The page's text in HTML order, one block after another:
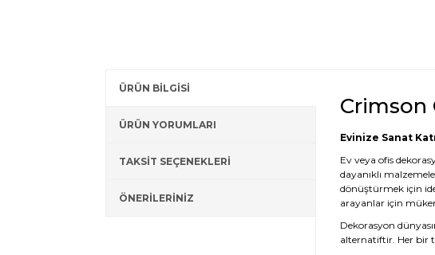
ÜRÜN BİLGİSİ
ÜRÜN YORUMLARI
TAKSİT SEÇENEKLERİ
ÖNERİLERİNİZ
Crimson
Evinize Sanat
Ev veya ofis
dayanıklı
dönüştürmek için
arayanlar için
Dekorasyon
alternatiftir. Her bir